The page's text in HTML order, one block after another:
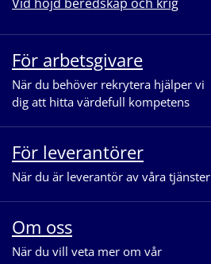
För arbetsgivare
När du behöver rekrytera hjälper vi
dig att hitta värdefull kompetens
För leverantörer
När du är leverantör av våra tjänster
Om oss
När du vill veta mer om vår